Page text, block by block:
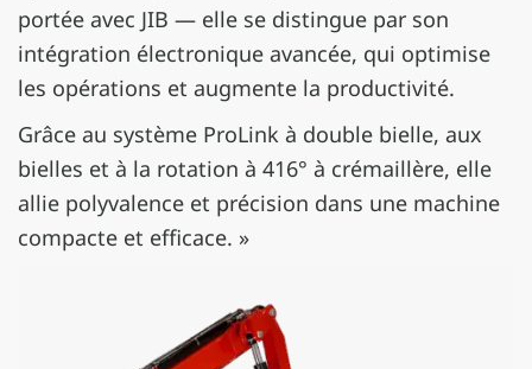
portée avec JIB — elle se distingue par son
intégration électronique avancée, qui optimise
les opérations et augmente la productivité.
Grâce au système ProLink à double bielle, aux
bielles et à la rotation à 416° à crémaillère, elle
allie polyvalence et précision dans une machine
compacte et efficace. »